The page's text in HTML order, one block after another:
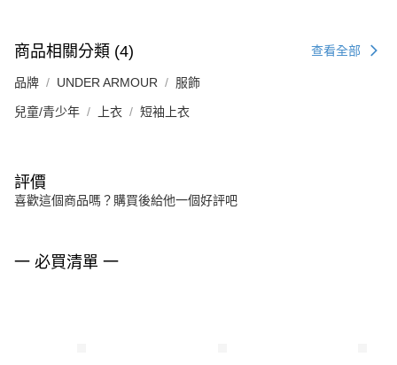
商品相關分類 (4) 查看全部
品牌 UNDER ARMOUR 服飾
兒童/青少年 上衣 短袖上衣
評價
喜歡這個商品嗎？購買後給他一個好評吧
一 必買清單 一